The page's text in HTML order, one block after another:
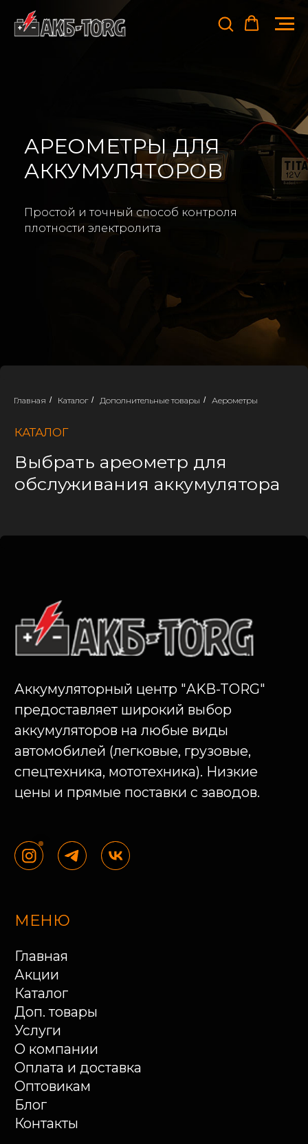
АРЕОМЕТРЫ ДЛЯ
АККУМУЛЯТОРОВ
Простой и точный способ контроля
плотности электролита
Главная / Каталог / Дополнительные товары / Аерометры
Аккумуляторный центр "AKB-TORG"
автомобилей (легковые, грузовые,
МЕНЮ
Главная
Акции
Каталог
Услуги
О компании
Оптовикам
Блог
Контакты
МЫ ВКОНТАКТЕ
КОНТАКТЫ
info@akb-torg.com
460048, г. Оренбург, ул.
Ежедневно 09:00 - 20:00
г. Оренбург, ул. Шевченко
221
г. Оренбург, ул. Шоссейная
24
Ежедневно 09:00 - 19:00